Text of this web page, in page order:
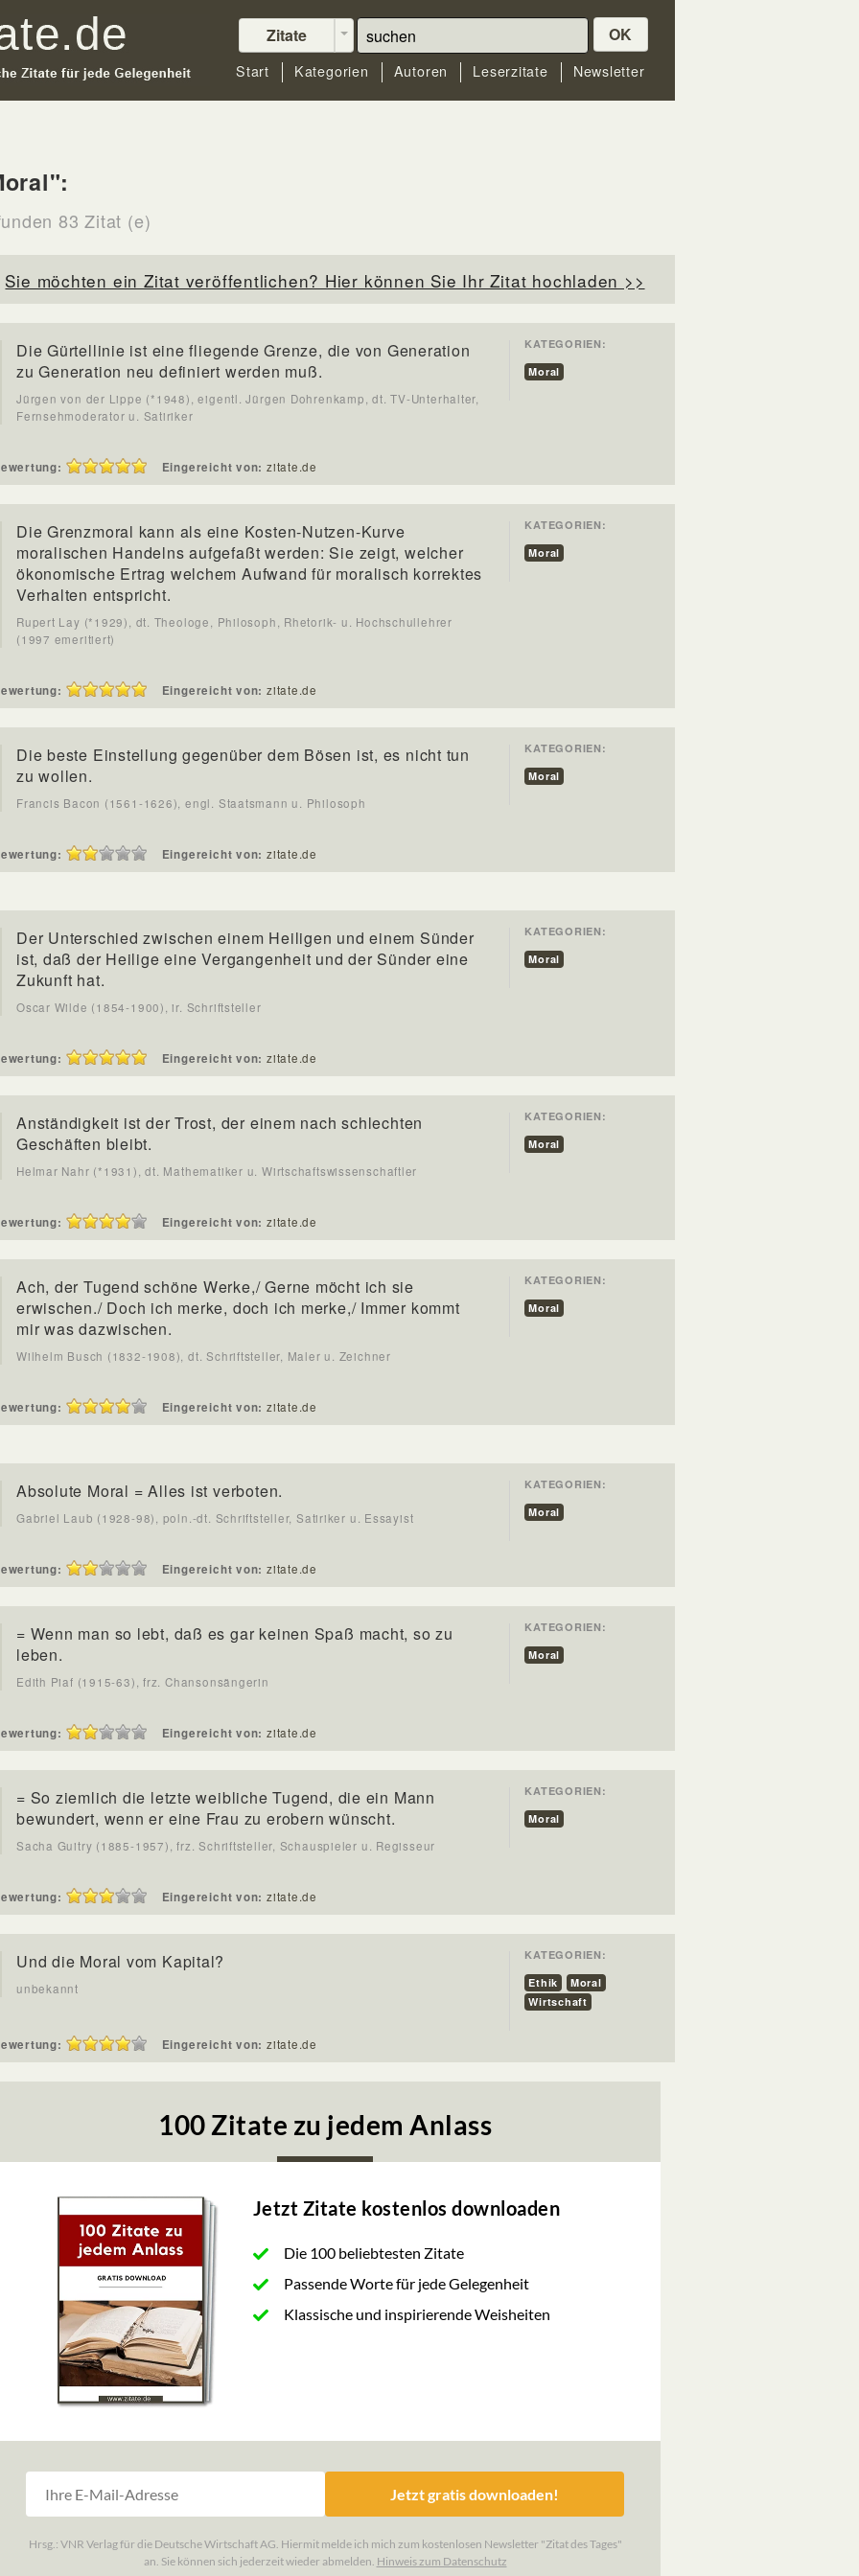
Zitate OK
Start Kategorien Autoren Leserzitate Newsletter
83 Zitat (e)
Sie möchten ein Zitat veröffentlichen? Hier können Sie Ihr Zitat hochladen >>
Die Gürtellinie ist eine fliegende Grenze, die von Generation
zu Generation neu definiert werden muß.
Jürgen von der Lippe (*1948), eigentl. Jürgen Dohrenkamp, dt. TV-Unterhalter,
Fernsehmoderator u. Satiriker
KATEGORIEN:
Moral
Eingereicht von: zitate.de
Die Grenzmoral kann als eine Kosten-Nutzen-Kurve
moralischen Handelns aufgefaßt werden: Sie zeigt, welcher
ökonomische Ertrag welchem Aufwand für moralisch korrektes
Verhalten entspricht.
Rupert Lay (*1929), dt. Theologe, Philosoph, Rhetorik- u. Hochschullehrer
(1997 emeritiert)
KATEGORIEN:
Moral
Eingereicht von: zitate.de
Die beste Einstellung gegenüber dem Bösen ist, es nicht tun
zu wollen.
Francis Bacon (1561-1626), engl. Staatsmann u. Philosoph
KATEGORIEN:
Moral
Eingereicht von: zitate.de
Der Unterschied zwischen einem Heiligen und einem Sünder
ist, daß der Heilige eine Vergangenheit und der Sünder eine
Zukunft hat.
Oscar Wilde (1854-1900), ir. Schriftsteller
KATEGORIEN:
Moral
Eingereicht von: zitate.de
Anständigkeit ist der Trost, der einem nach schlechten
Geschäften bleibt.
Helmar Nahr (*1931), dt. Mathematiker u. Wirtschaftswissenschaftler
KATEGORIEN:
Moral
Eingereicht von: zitate.de
Ach, der Tugend schöne Werke,/ Gerne möcht ich sie
erwischen./ Doch ich merke, doch ich merke,/ Immer kommt
mir was dazwischen.
Wilhelm Busch (1832-1908), dt. Schriftsteller, Maler u. Zeichner
KATEGORIEN:
Moral
Eingereicht von: zitate.de
Absolute Moral = Alles ist verboten.
Gabriel Laub (1928-98), poln.-dt. Schriftsteller, Satiriker u. Essayist
KATEGORIEN:
Moral
Eingereicht von: zitate.de
= Wenn man so lebt, daß es gar keinen Spaß macht, so zu
leben.
Edith Piaf (1915-63), frz. Chansonsängerin
KATEGORIEN:
Moral
Eingereicht von: zitate.de
= So ziemlich die letzte weibliche Tugend, die ein Mann
bewundert, wenn er eine Frau zu erobern wünscht.
Sacha Guitry (1885-1957), frz. Schriftsteller, Schauspieler u. Regisseur
KATEGORIEN:
Moral
Eingereicht von: zitate.de
Und die Moral vom Kapital?
unbekannt
KATEGORIEN:
Ethik
Moral
Wirtschaft
Eingereicht von: zitate.de